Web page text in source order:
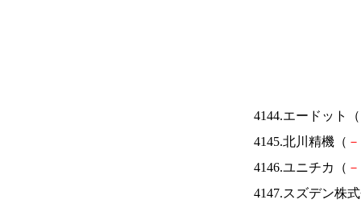
4144.エードット（
4145.北川精機（ －
4146.ユニチカ（ －
4147.スズデン株